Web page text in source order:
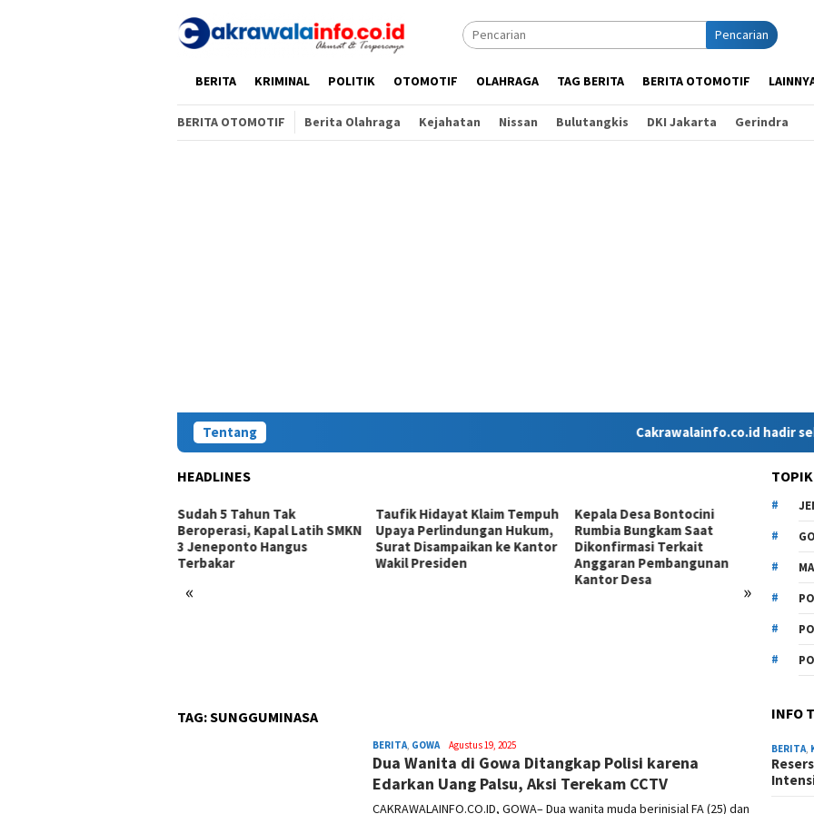
Pencarian
HOMEBERITA KRIMINAL POLITIK OTOMOTIF OLAHRAGA TAG BERITA BERITA OTOMOTIF
BERITA OTOMOTIF Berita Olahraga Kejahatan Nissan Bulutangkis DKI Jakarta Gerindra
Tentang Cakrawalainfo.co.id hadir sebagai
HEADLINES
« »
Sudah 5 Tahun Tak
Beroperasi, Kapal Latih SMKN
3 Jeneponto Hangus
Terbakar
Taufik Hidayat Klaim Tempuh
Upaya Perlindungan Hukum,
Surat Disampaikan ke Kantor
Wakil Presiden
Kepala Desa Bontocini
Rumbia Bungkam Saat
Dikonfirmasi Terkait
Anggaran Pembangunan
Kantor Desa
Kotak
TAG:SUNGGUMINASA
BERITA, GOWASyamsuddin
Malik
Agustus 19, 2025
Dua Wanita di Gowa Ditangkap Polisi karena
Edarkan Uang Palsu, Aksi Terekam CCTV
CAKRAWALAINFO.CO.ID, GOWA– Dua wanita muda berinisial FA (25) dan
INFO
BERITA,